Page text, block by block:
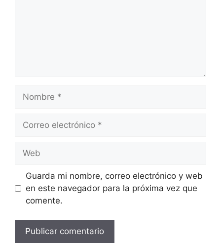
Nombre
Correo
Web
Guarda mi nombre, correo electrónico y web
en este navegador para la próxima vez que
comente.